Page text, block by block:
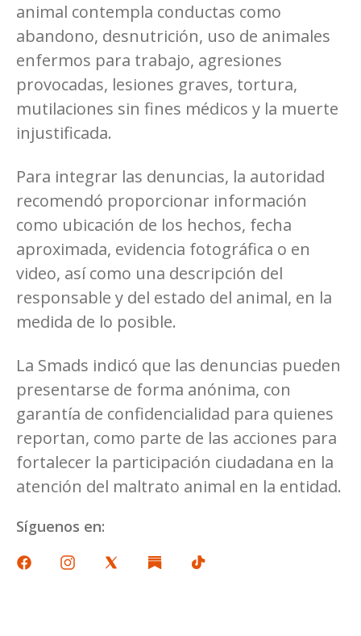
animal contempla conductas como
abandono, desnutrición, uso de animales
enfermos para trabajo, agresiones
provocadas, lesiones graves, tortura,
mutilaciones sin fines médicos y la muerte
injustificada.
Para integrar las denuncias, la autoridad
recomendó proporcionar información
como ubicación de los hechos, fecha
aproximada, evidencia fotográfica o en
video, así como una descripción del
responsable y del estado del animal, en la
medida de lo posible.
La Smads indicó que las denuncias pueden
presentarse de forma anónima, con
garantía de confidencialidad para quienes
reportan, como parte de las acciones para
fortalecer la participación ciudadana en la
atención del maltrato animal en la entidad.
Síguenos en: